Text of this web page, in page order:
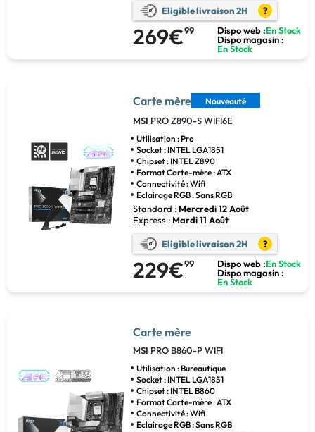
Eligible livraison 2H ?
269€99 Dispo web :En Stock
Dispo magasin :
En Stock
Carte mère Nouveauté
MSI PRO Z890-S WIFI6E
Utilisation : Pro
Socket : INTEL LGA1851
Chipset : INTEL Z890
Format Carte-mère : ATX
Connectivité : Wifi
Eclairage RGB : Sans RGB
Standard : Mercredi 12 Août
Express : Mardi 11 Août
Eligible livraison 2H ?
229€99 Dispo web :En Stock
Dispo magasin :
En Stock
Carte mère
MSI PRO B860-P WIFI
Utilisation : Bureautique
Socket : INTEL LGA1851
Chipset : INTEL B860
Format Carte-mère : ATX
Connectivité : Wifi
Eclairage RGB : Sans RGB